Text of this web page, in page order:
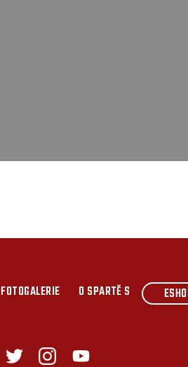
FOTOGALERIE O SPARTĚ S